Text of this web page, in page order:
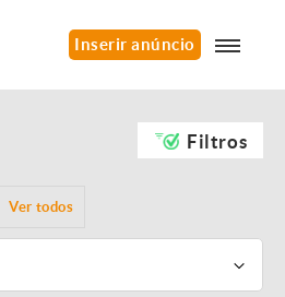
Inserir anúncio
Filtros
Ver todos